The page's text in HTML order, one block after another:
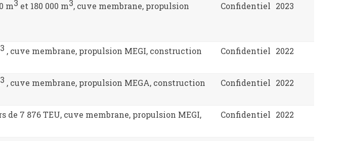
m3 et 180 000 m3, cuve membrane, propulsion
Confidentiel 2023
3 , cuve membrane, propulsion MEGI, construction
Confidentiel 2022
3 , cuve membrane, propulsion MEGA, construction
Confidentiel 2022
7 876 TEU, cuve membrane, propulsion MEGI,
Confidentiel 2022